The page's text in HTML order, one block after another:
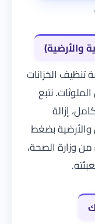
الخزانات
نتبع
إزالة
والأرضية بضغط
وزارة الصحة،